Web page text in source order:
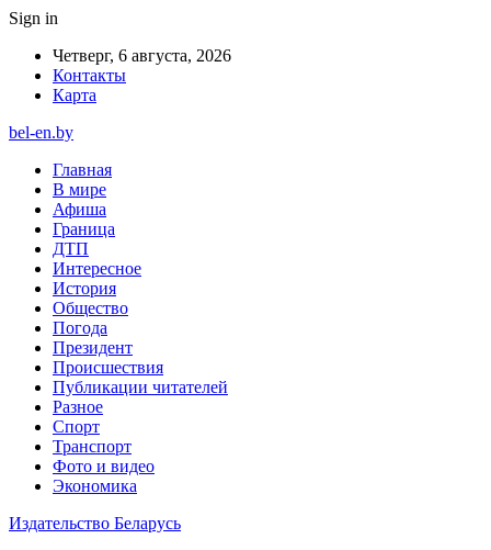
Sign in
Четверг, 6 августа, 2026
Контакты
Карта
bel-en.by
Главная
В мире
Афиша
Граница
ДТП
Интересное
История
Общество
Погода
Президент
Происшествия
Публикации читателей
Разное
Спорт
Транспорт
Фото и видео
Экономика
Издательство Беларусь